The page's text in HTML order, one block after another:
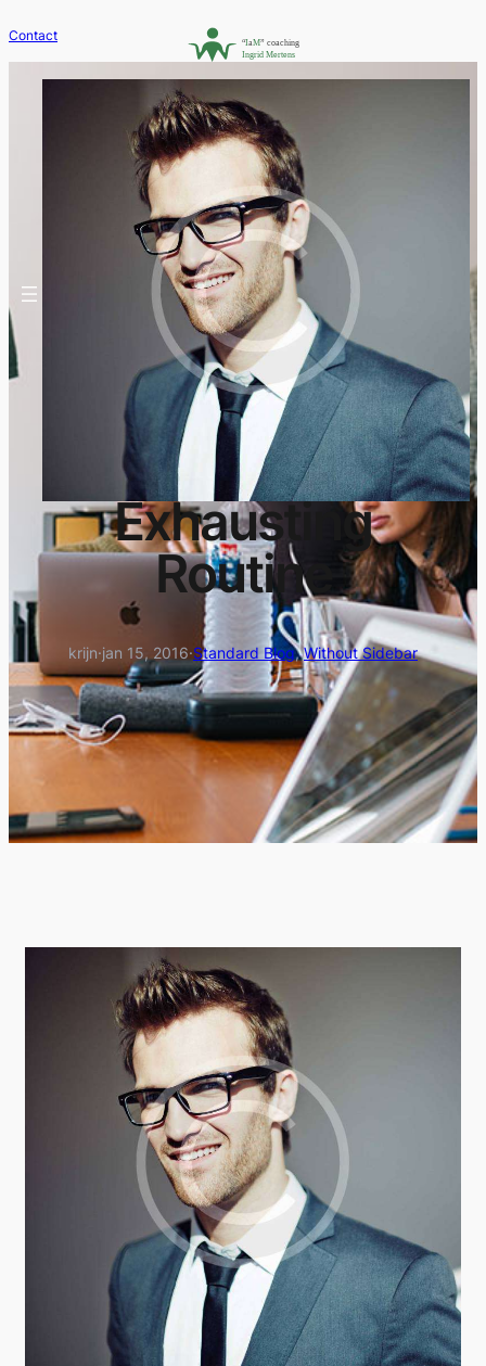
Contact
Get Rid of the
Exhausting
Routine
krijn·jan 15, 2016·Standard Blog, Without Sidebar